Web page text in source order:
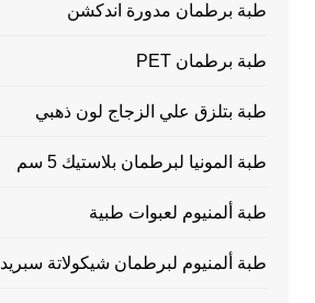
طبة برطمان مدورة اندكشن
طبة برطمان PET
طبة بتلزق علي الزجاج لون ذهبي
طبة المونيا لبرطمان بلاستيك 5 سم
طبة ألمنيوم لعبوات طبية
طبة ألمنيوم لبرطمان شيكولاتة سبريد